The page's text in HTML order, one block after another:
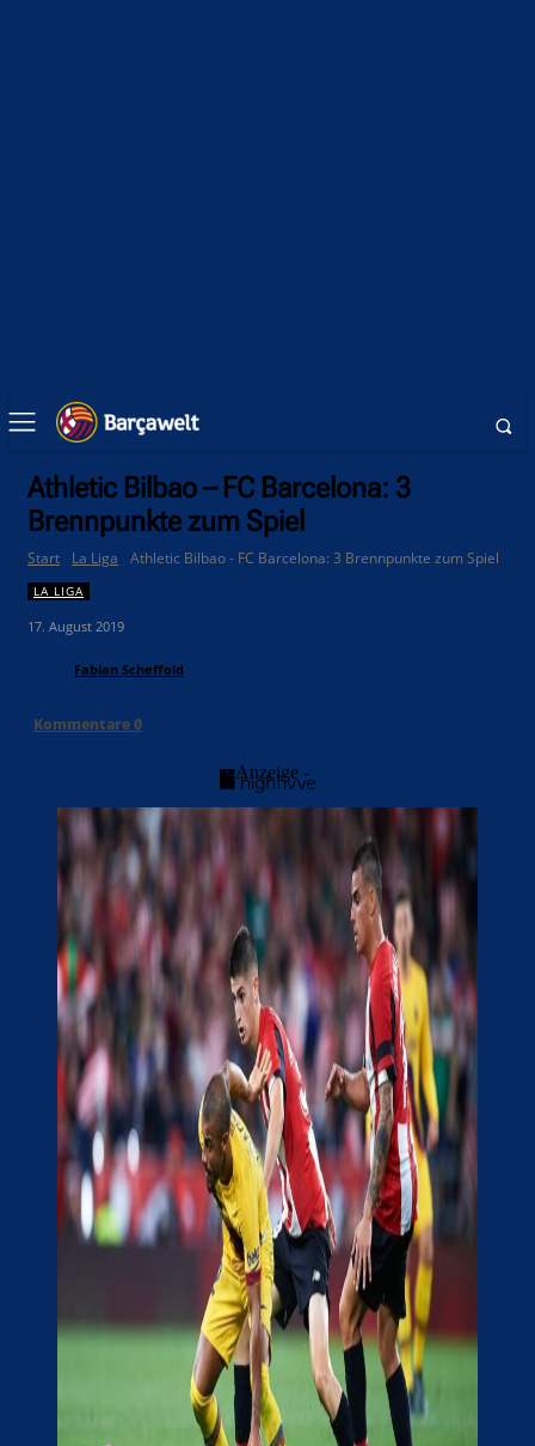
Athletic Bilbao – FC Barcelona: 3
Brennpunkte zum Spiel
Start La Liga Athletic Bilbao - FC Barcelona: 3 Brennpunkte zum Spiel
LA LIGA
17. August 2019
Fabian Scheffold
Kommentare0
- Anzeige -